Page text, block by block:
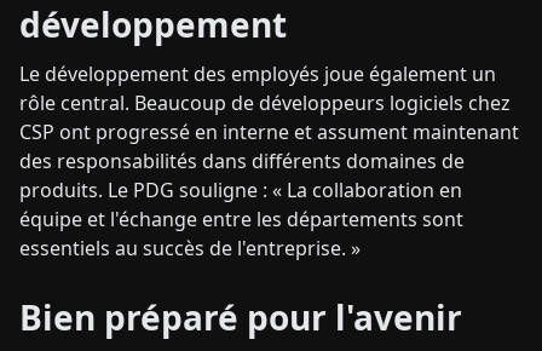
développement
Le développement des employés joue également un
rôle central. Beaucoup de développeurs logiciels chez
CSP ont progressé en interne et assument maintenant
des responsabilités dans différents domaines de
produits. Le PDG souligne : « La collaboration en
équipe et l'échange entre les départements sont
essentiels au succès de l'entreprise. »
Bien préparé pour l'avenir